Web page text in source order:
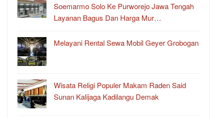
Soemarmo Solo Ke Purworejo Jawa Tengah
Layanan Bagus Dan Harga Mur…
Melayani Rental Sewa Mobil Geyer Grobogan
Wisata Religi Populer Makam Raden Said
Sunan Kalijaga Kadilangu Demak